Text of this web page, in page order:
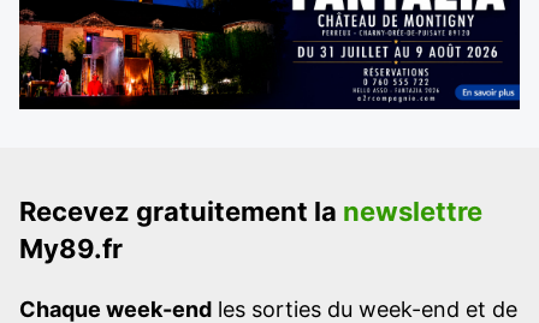
Recevez gratuitement la newslettre
My89.fr
Chaque week-end les sorties du week-end et de